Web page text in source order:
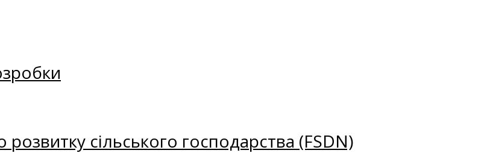
сільського господарства (FSDN)